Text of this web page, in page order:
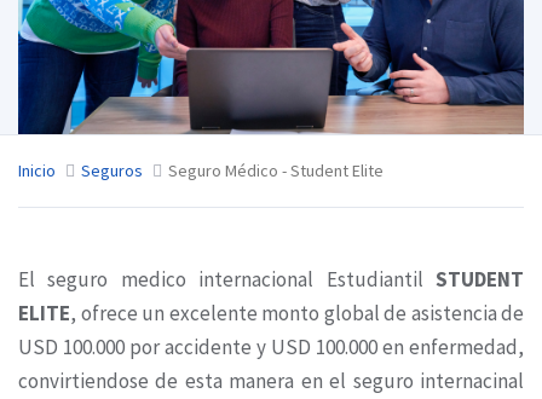
Inicio Seguros Seguro Médico - Student Elite
El seguro medico internacional Estudiantil STUDENT
ELITE, ofrece un excelente monto global de asistencia de
USD 100.000 por accidente y USD 100.000 en enfermedad,
convirtiendose de esta manera en el seguro internacinal